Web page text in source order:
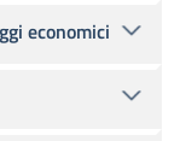
economici